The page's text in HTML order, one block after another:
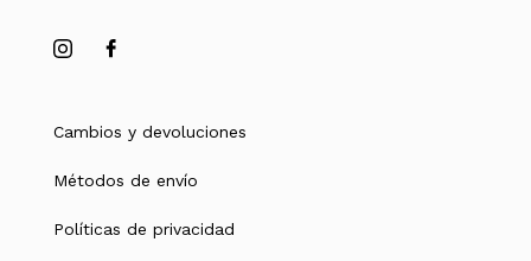
Cambios y devoluciones
Métodos de envío
Políticas de privacidad